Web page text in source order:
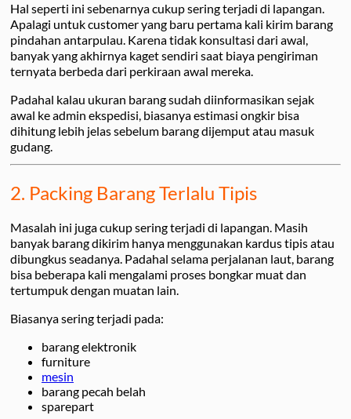
Hal seperti ini sebenarnya cukup sering terjadi di lapangan.
Apalagi untuk customer yang baru pertama kali kirim barang
pindahan antarpulau. Karena tidak konsultasi dari awal,
banyak yang akhirnya kaget sendiri saat biaya pengiriman
ternyata berbeda dari perkiraan awal mereka.
Padahal kalau ukuran barang sudah diinformasikan sejak
awal ke admin ekspedisi, biasanya estimasi ongkir bisa
dihitung lebih jelas sebelum barang dijemput atau masuk
gudang.
2. Packing Barang Terlalu Tipis
Masalah ini juga cukup sering terjadi di lapangan. Masih
banyak barang dikirim hanya menggunakan kardus tipis atau
dibungkus seadanya. Padahal selama perjalanan laut, barang
bisa beberapa kali mengalami proses bongkar muat dan
tertumpuk dengan muatan lain.
Biasanya sering terjadi pada:
barang elektronik
furniture
mesin
barang pecah belah
sparepart